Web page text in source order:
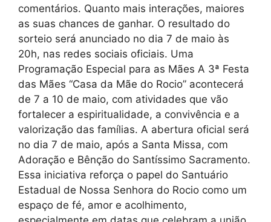
comentários. Quanto mais interações, maiores
as suas chances de ganhar. O resultado do
sorteio será anunciado no dia 7 de maio às
20h, nas redes sociais oficiais. Uma
Programação Especial para as Mães A 3ª Festa
das Mães “Casa da Mãe do Rocio” acontecerá
de 7 a 10 de maio, com atividades que vão
fortalecer a espiritualidade, a convivência e a
valorização das famílias. A abertura oficial será
no dia 7 de maio, após a Santa Missa, com
Adoração e Bênção do Santíssimo Sacramento.
Essa iniciativa reforça o papel do Santuário
Estadual de Nossa Senhora do Rocio como um
espaço de fé, amor e acolhimento,